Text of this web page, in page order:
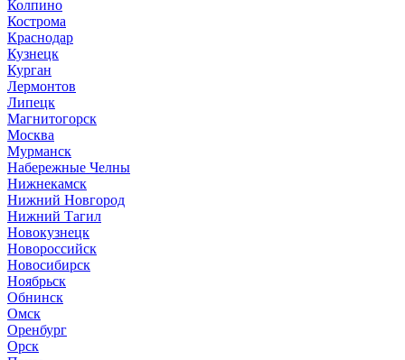
Колпино
Кострома
Краснодар
Кузнецк
Курган
Лермонтов
Липецк
Магнитогорск
Москва
Мурманск
Набережные Челны
Нижнекамск
Нижний Новгород
Нижний Тагил
Новокузнецк
Новороссийск
Новосибирск
Ноябрьск
Обнинск
Омск
Оренбург
Орск